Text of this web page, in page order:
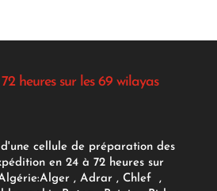
heures sur les 69 wilayas
cellule de préparation des
en 24 à 72 heures sur
Alger , Adrar, Chlef ,